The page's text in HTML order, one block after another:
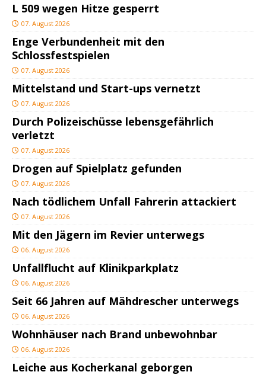
L 509 wegen Hitze gesperrt
07. August 2026
Enge Verbundenheit mit den
Schlossfestspielen
07. August 2026
Mittelstand und Start-ups vernetzt
07. August 2026
Durch Polizeischüsse lebensgefährlich
verletzt
07. August 2026
Drogen auf Spielplatz gefunden
07. August 2026
Nach tödlichem Unfall Fahrerin attackiert
07. August 2026
Mit den Jägern im Revier unterwegs
06. August 2026
Unfallflucht auf Klinikparkplatz
06. August 2026
Seit 66 Jahren auf Mähdrescher unterwegs
06. August 2026
Wohnhäuser nach Brand unbewohnbar
06. August 2026
Leiche aus Kocherkanal geborgen